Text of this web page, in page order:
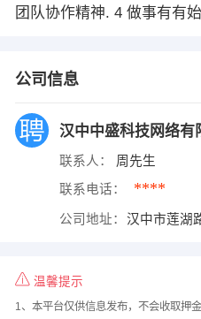
团队协作精神. 4 做事有有
公司信息
汉中中盛科技网络有
联系人： 周先生
联系电话： ****
公司地址： 汉中市莲湖
温馨提示
1、本平台仅供信息发布，不会收取押